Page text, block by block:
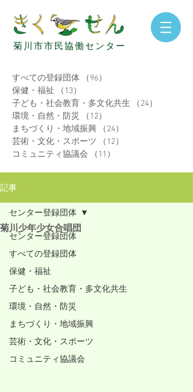
菊川 市市 民協働 セ ン タ ー
すべての登録団体 （96）
保健・福祉
（13）
子ども・社会教育・多文化共生
（24）
環境・自然・防災
（12）
まちづくり・地域振興
（24）
芸術・文化・スポーツ
（12）
コミュニティ協議会
（11）
記事
センター登録団体
すべての登録団体
保健・福祉
子ども・社会教育・多文化共生
環境・自然・防災
まちづくり・地域振興
芸術・文化・スポーツ
コミュニティ協議会
センター登録団体
菊川少年少女合唱団